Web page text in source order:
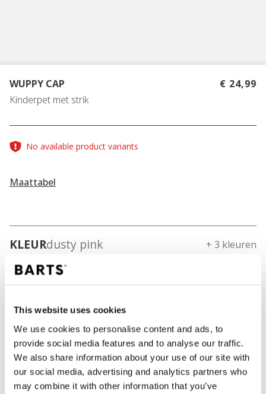
This website uses cookies
We use cookies to personalise content and ads, to
provide social media features and to analyse our traffic.
We also share information about your use of our site with
our social media, advertising and analytics partners who
may combine it with other information that you’ve
WUPPY CAP
Kinderpet met strik
€ 24,99
No available product variants
Maattabel
KLEURdusty pink + 3 kleuren